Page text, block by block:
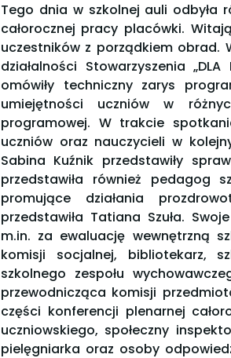
Tego dnia w szkolnej auli odbyła
całorocznej pracy placówki.
uczestników z porządkiem obrad.
działalności Stowarzyszenia
omówiły techniczny zarys
umiejętności uczniów w
programowej. W trakcie
uczniów oraz nauczycieli w
Sabina Kuźnik przedstawiły
przedstawiła również pedagog
promujące działania
przedstawiła Tatiana Szuła.
m.in. za ewaluację wewnętrzną
komisji socjalnej, bibliotekarz,
szkolnego zespołu
przewodnicząca komisji
części konferencji plenarnej
uczniowskiego, społeczny
pielęgniarka oraz osoby